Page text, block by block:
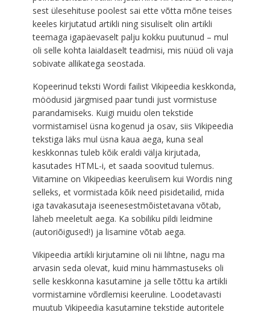
sest ülesehituse poolest sai ette võtta mõne teises
keeles kirjutatud artikli ning sisuliselt olin artikli
teemaga igapäevaselt palju kokku puutunud – mul
oli selle kohta laialdaselt teadmisi, mis nüüd oli vaja
sobivate allikatega seostada.
Kopeerinud teksti Wordi failist Vikipeedia keskkonda,
möödusid järgmised paar tundi just vormistuse
parandamiseks. Kuigi muidu olen tekstide
vormistamisel üsna kogenud ja osav, siis Vikipeedia
tekstiga läks mul üsna kaua aega, kuna seal
keskkonnas tuleb kõik eraldi välja kirjutada,
kasutades HTML-i, et saada soovitud tulemus.
Viitamine on Vikipeedias keerulisem kui Wordis ning
selleks, et vormistada kõik need pisidetailid, mida
iga tavakasutaja iseenesestmõistetavana võtab,
läheb meeletult aega. Ka sobiliku pildi leidmine
(autoriõigused!) ja lisamine võtab aega.
Vikipeedia artikli kirjutamine oli nii lihtne, nagu ma
arvasin seda olevat, kuid minu hämmastuseks oli
selle keskkonna kasutamine ja selle tõttu ka artikli
vormistamine võrdlemisi keeruline. Loodetavasti
muutub Vikipeedia kasutamine tekstide autoritele